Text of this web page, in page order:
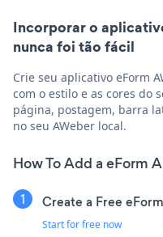
Incorporar o
nunca foi tão fácil
Crie seu aplicativo eForm
com o estilo e as cores do
página, postagem, barra
no seu AWeber local.
How To Add a eForm
Create a Free
Start for free now